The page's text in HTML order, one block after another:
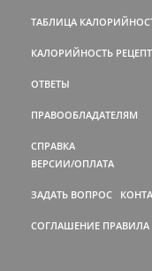
ТАБЛИЦА
КАЛОРИЙНОСТЬ
ОТВЕТЫ
ПРАВООБЛАДАТЕЛЯМ
СПРАВКА
ВЕРСИИ/ОПЛАТА
ЗАДАТЬ ВОПРОС
СОГЛАШЕНИЕ ПРАВИЛА